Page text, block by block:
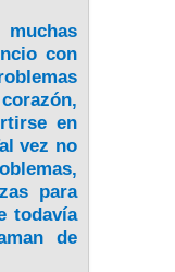
con
en
vez no
para
todavía
de